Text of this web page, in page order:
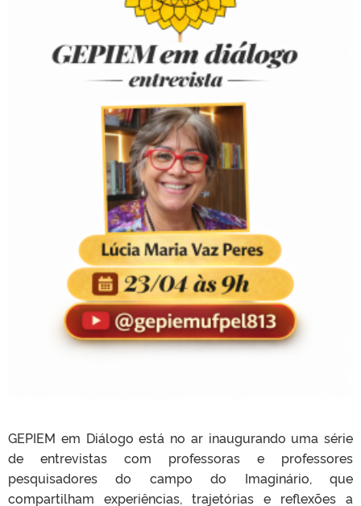
GEPIEM em Diálogo está no ar inaugurando uma série
de entrevistas com professoras e professores
pesquisadores do campo do Imaginário, que
compartilham experiências, trajetórias e reflexões a